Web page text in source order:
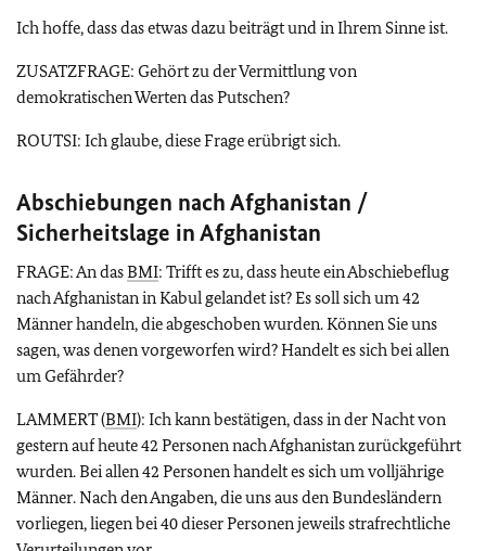
Ich hoffe, dass das etwas dazu beiträgt und in Ihrem Sinne ist.
ZUSATZFRAGE: Gehört zu der Vermittlung von
demokratischen Werten das Putschen?
ROUTSI: Ich glaube, diese Frage erübrigt sich.
Abschiebungen nach Afghanistan /
Sicherheitslage in Afghanistan
FRAGE: An dasBMI: Trifft es zu, dass heute ein Abschiebeflug
nach Afghanistan in Kabul gelandet ist? Es soll sich um 42
Männer handeln, die abgeschoben wurden. Können Sie uns
sagen, was denen vorgeworfen wird? Handelt es sich bei allen
um Gefährder?
LAMMERT (BMI): Ich kann bestätigen, dass in der Nacht von
gestern auf heute 42 Personen nach Afghanistan zurückgeführt
wurden. Bei allen 42 Personen handelt es sich um volljährige
Männer. Nach den Angaben, die uns aus den Bundesländern
vorliegen, liegen bei 40 dieser Personen jeweils strafrechtliche